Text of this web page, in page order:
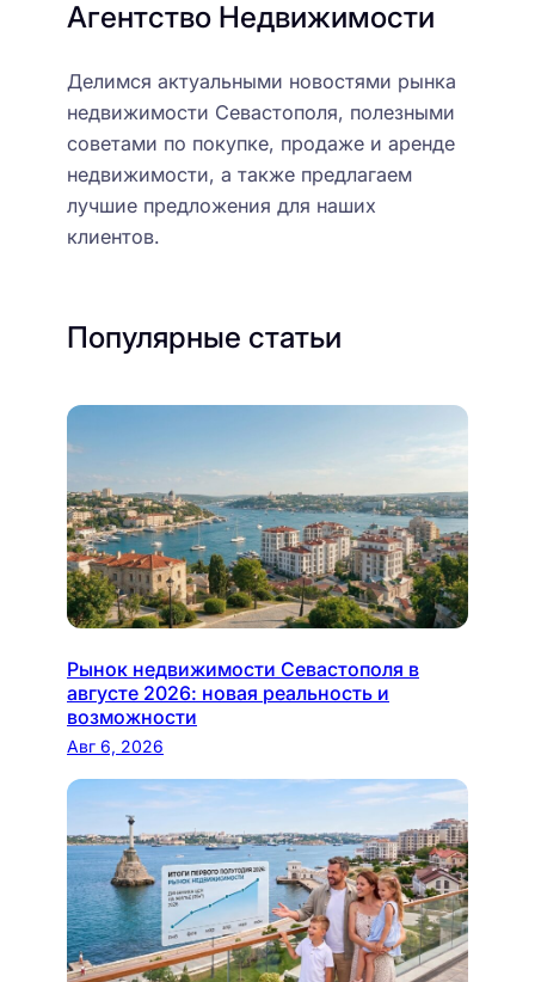
Агентство Недвижимости
Делимся актуальными новостями рынка
недвижимости Севастополя, полезными
советами по покупке, продаже и аренде
недвижимости, а также предлагаем
лучшие предложения для наших
клиентов.
Популярные статьи
Рынок недвижимости Севастополя в
августе 2026: новая реальность и
возможности
Авг 6, 2026